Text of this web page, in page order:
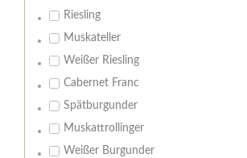
Riesling
Muskateller
Weißer Riesling
Cabernet Franc
Spätburgunder
Muskattrollinger
Weißer Burgunder